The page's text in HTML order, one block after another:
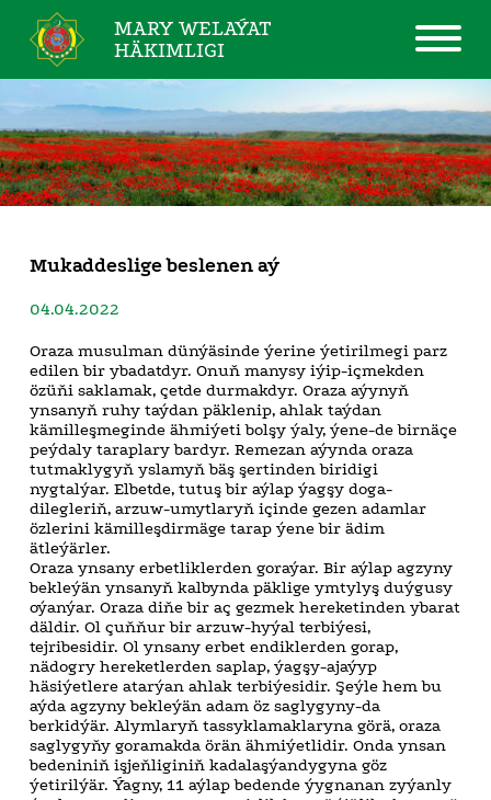
MARY WELAÝAT
HÄKIMLIGI
Mukaddeslige beslenen aý
04.04.2022
Oraza musulman dünýäsinde ýerine ýetirilmegi parz
edilen bir ybadatdyr. Onuň manysy iýip-içmekden
özüňi saklamak, çetde durmakdyr. Oraza aýynyň
ynsanyň ruhy taýdan päklenip, ahlak taýdan
kämilleşmeginde ähmiýeti bolşy ýaly, ýene-de birnäçe
peýdaly taraplary bardyr. Remezan aýynda oraza
tutmaklygyň yslamyň bäş şertinden biridigi
nygtalýar. Elbetde, tutuş bir aýlap ýagşy doga-
dilegleriň, arzuw-umytlaryň içinde gezen adamlar
özlerini kämilleşdirmäge tarap ýene bir ädim
ätleýärler.
Oraza ynsany erbetliklerden goraýar. Bir aýlap agzyny
bekleýän ynsanyň kalbynda päklige ymtylyş duýgusy
oýanýar. Oraza diňe bir aç gezmek hereketinden ybarat
däldir. Ol çuňňur bir arzuw-hyýal terbiýesi,
tejribesidir. Ol ynsany erbet endiklerden gorap,
nädogry hereketlerden saplap, ýagşy-ajaýyp
häsiýetlere atarýan ahlak terbiýesidir. Şeýle hem bu
aýda agzyny bekleýän adam öz saglygyny-da
berkidýär. Alymlaryň tassyklamaklaryna görä, oraza
saglygyňy goramakda örän ähmiýetlidir. Onda ynsan
bedeniniň işjeňliginiň kadalaşýandygyna göz
ýetirilýär. Ýagny, 11 aýlap bedende ýygnanan zyýanly